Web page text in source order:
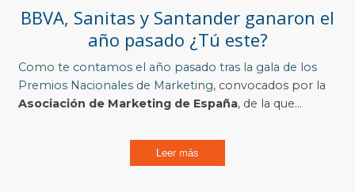
BBVA, Sanitas y Santander ganaron el
año pasado ¿Tú este?
Como te contamos el año pasado tras la gala de los
Premios Nacionales de Marketing, convocados por la
Asociación de Marketing de España, de la que...
Leer más